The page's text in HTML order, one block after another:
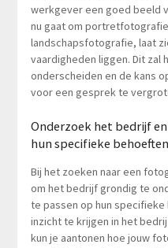
werkgever een goed beeld
nu gaat om
landschapsfotografie, laat
vaardigheden liggen. Dit zal
onderscheiden en de kans
voor een gesprek te
Onderzoek het bedrijf
hun specifieke
Bij het zoeken naar een
om het bedrijf grondig te
te passen op hun
inzicht te krijgen in het
kun je aantonen hoe jouw